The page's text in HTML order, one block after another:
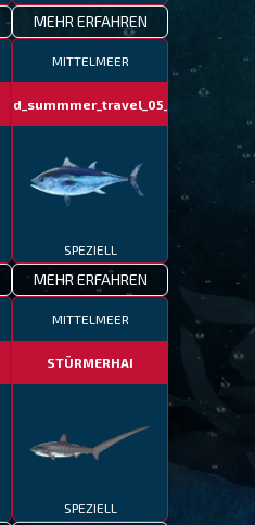
MEHR ERFAHREN
MITTELMEER
fotd_summmer_travel_05_06
SPEZIELL
MEHR ERFAHREN
MITTELMEER
STÜRMERHAI
SPEZIELL